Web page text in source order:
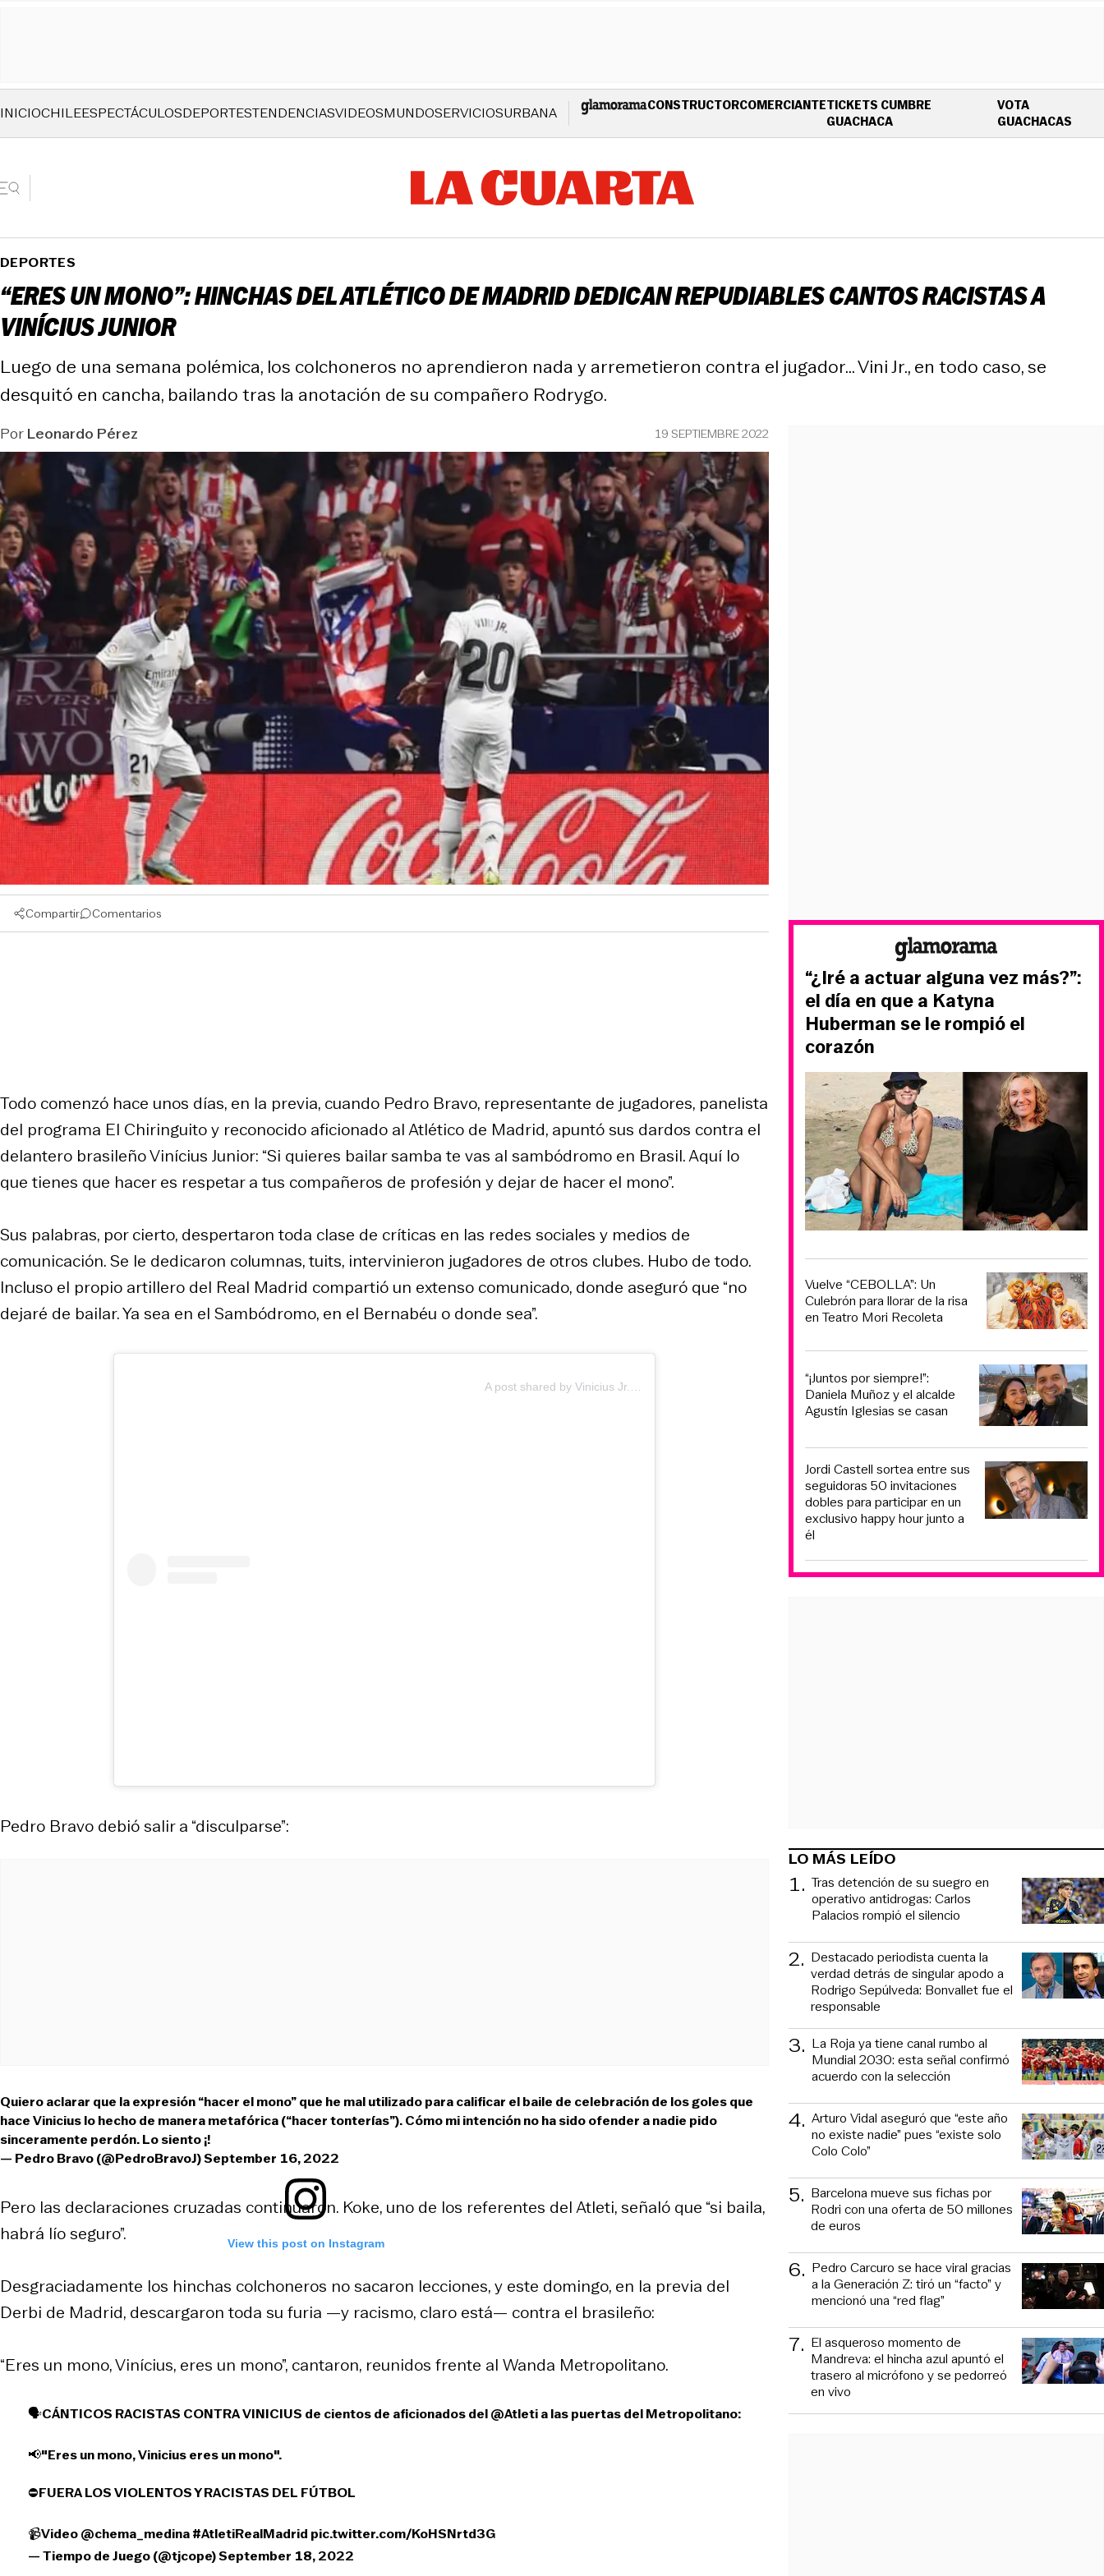
INICIOCHILEESPECTÁCULOSDEPORTESTENDENCIASVIDEOSMUNDOSERVICIOSURBANA CONSTRUCTORCOMERCIANTETICKETS CUMBRE
GUACHACAOPENS IN NEW WINDOW
VOTA
GUACHACAS
DEPORTES
“ERES UN MONO”: HINCHAS DEL ATLÉTICO DE MADRID DEDICAN REPUDIABLES CANTOS RACISTAS A
VINÍCIUS JUNIOR
Luego de una semana polémica, los colchoneros no aprendieron nada y arremetieron contra el jugador… Vini Jr., en todo caso, se
desquitó en cancha, bailando tras la anotación de su compañero Rodrygo.
PorLeonardo Pérez 19 SEPTIEMBRE 2022
Compartir Comentarios
Todo comenzó hace unos días, en la previa, cuando Pedro Bravo, representante de jugadores, panelista
del programa El Chiringuitoy reconocido aficionado al Atlético de Madrid, apuntó sus dardos contra el
delantero brasileño Vinícius Junior: “Si quieres bailar samba te vas al sambódromo en Brasil. Aquí lo
que tienes que hacer es respetar a tus compañeros de profesión y dejar de hacer el mono”.
Sus palabras, por cierto, despertaron toda clase de críticas en las redes sociales y medios de
comunicación. Se le dedicaron columnas, tuits, intervinieron jugadores de otros clubes. Hubo de todo.
Incluso el propio artillero del Real Madrid compartió un extenso comunicado, donde aseguró que “no
dejaré de bailar. Ya sea en el Sambódromo, en el Bernabéu o donde sea”.
View this post on Instagram
Pedro Bravo debió salir a “disculparse”:
Quiero aclarar que la expresión “hacer el mono” que he mal utilizado para calificar el baile de celebración de los goles que
hace Vinicius lo hecho de manera metafórica (“hacer tonterías”). Cómo mi intención no ha sido ofender a nadie pido
sinceramente perdón. Lo siento ¡!
— Pedro Bravo (@PedroBravoJ)September 16, 2022
Pero las declaraciones cruzadas continuaron. Koke, uno de los referentes del Atleti, señaló que “si baila,
habrá lío seguro”.
Desgraciadamente los hinchas colchoneros no sacaron lecciones, y este domingo, en la previa del
Derbi de Madrid, descargaron toda su furia —y racismo, claro está— contra el brasileño:
“Eres un mono, Vinícius, eres un mono”, cantaron, reunidos frente al Wanda Metropolitano.
🗣️CÁNTICOS RACISTAS CONTRA VINICIUS de cientos de aficionados del@Atletia las puertas del Metropolitano:
📢"Eres un mono, Vinicius eres un mono".
⛔️FUERA LOS VIOLENTOS Y RACISTAS DEL FÚTBOL
📹Video@chema_medina#AtletiRealMadrid pic.twitter.com/KoHSNrtd3G
— Tiempo de Juego (@tjcope)September 18, 2022
“¿Iré a actuar alguna vez más?”:
el día en que a Katyna
Huberman se le rompió el
corazón
Vuelve “CEBOLLA”: Un
Culebrón para llorar de la risa
en Teatro Mori Recoleta
“¡Juntos por siempre!”:
Daniela Muñoz y el alcalde
Agustín Iglesias se casan
Jordi Castell sortea entre sus
seguidoras 50 invitaciones
dobles para participar en un
exclusivo happy hour junto a
él
LO MÁS LEÍDO
1. Tras detención de su suegro en
operativo antidrogas: Carlos
Palacios rompió el silencio
2. Destacado periodista cuenta la
verdad detrás de singular apodo a
Rodrigo Sepúlveda: Bonvallet fue el
responsable
3. La Roja ya tiene canal rumbo al
Mundial 2030: esta señal confirmó
acuerdo con la selección
4. Arturo Vidal aseguró que “este año
no existe nadie” pues “existe solo
Colo Colo”
5. Barcelona mueve sus fichas por
Rodri con una oferta de 50 millones
de euros
6. Pedro Carcuro se hace viral gracias
a la Generación Z: tiró un “facto” y
mencionó una “red flag”
7. El asqueroso momento de
Mandreva: el hincha azul apuntó el
trasero al micrófono y se pedorreó
en vivo